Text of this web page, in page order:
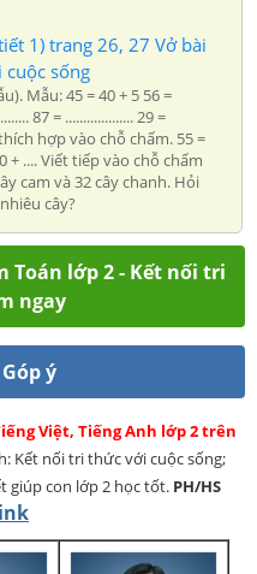
1) trang 26, 27 Vở bài
sống
Mẫu: 45 = 40 + 5 56 =
87 = ................... 29 =
thích hợp vào chỗ chấm. 55 =
+ .... Viết tiếp vào chỗ chấm
cam và 32 cây chanh. Hỏi
cây?
Toán lớp 2 - Kết nối tri
ngay
ý
Việt, Tiếng Anh lớp 2 trên
Kết nối tri thức với cuộc sống;
giúp con lớp 2 học tốt. PH/HS